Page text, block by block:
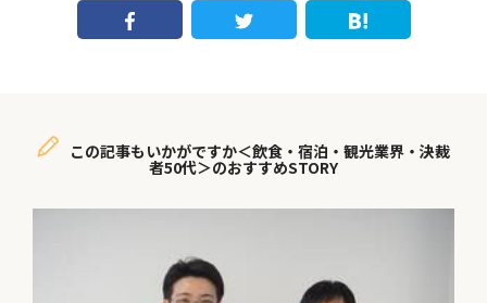
この記事もいかがですか＜飲食・宿泊・観光業界・決裁
者50代＞のおすすめSTORY